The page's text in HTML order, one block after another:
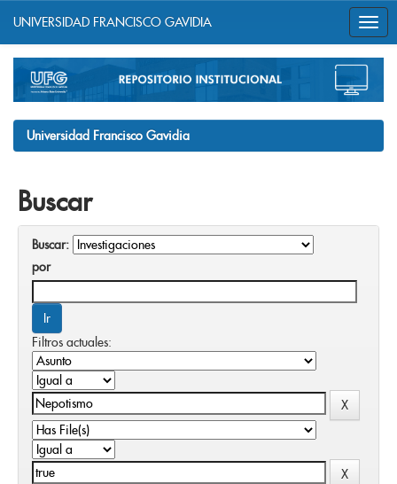
navigation
UNIVERSIDAD FRANCISCO GAVIDIA
Universidad Francisco Gavidia
Buscar
Buscar:
por
Filtros actuales: